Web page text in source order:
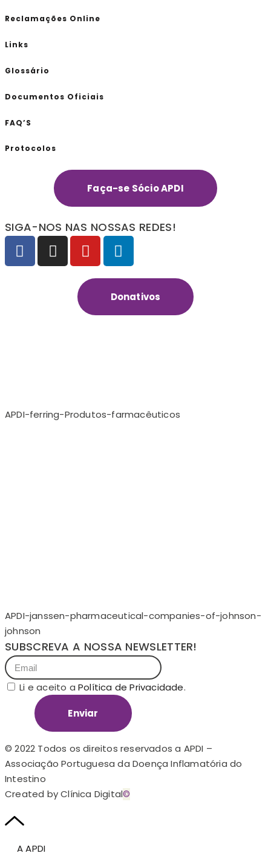
Reclamações Online
Links
Glossário
Documentos Oficiais
FAQ’S
Protocolos
Faça-se Sócio APDI
SIGA-NOS NAS NOSSAS REDES!
Donativos
APDI-ferring-Produtos-farmacêuticos
APDI-janssen-pharmaceutical-companies-of-johnson-
johnson
SUBSCREVA A NOSSA NEWSLETTER!
Li e aceito aPolítica de Privacidade.
Enviar
© 2022 Todos os direitos reservados a APDI –
Associação Portuguesa da Doença Inflamatória do
Intestino
Created by Clínica Digital©
A APDI